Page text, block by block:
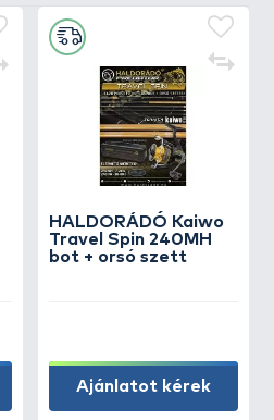
HALDORÁDÓ Kaiwo
Travel Spin 240MH
bot + orsó szett
Ajánlatot kérek